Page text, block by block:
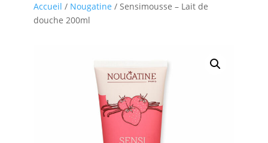
Accueil / Nougatine / Sensimousse – Lait de
douche 200ml